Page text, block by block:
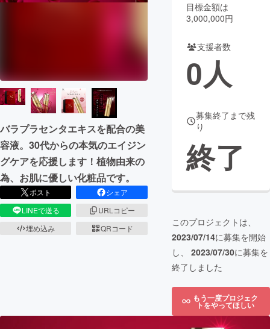
チャレンジ
まちづくり・地域活性化
CAMPFIRE for Social Good
CAMPFIRE Creation
CAMPFIREふるさと納税
バラプラセンタエキスを配合の美
容液。30代からの本気のエイジン
グケアを応援します！植物由来の
為、お肌に優しい化粧品です。
ポスト
シェア
LINEで送る
URLコピー
埋め込み
QRコード
目標金額は
3,000,000円
支援者数
0人
募集終了まで残
り
終了
このプロジェクトは、
2023/07/14に募集を開始
し、 2023/07/30に募集を
終了しました
もう一度プロジェク
トをやってほしい